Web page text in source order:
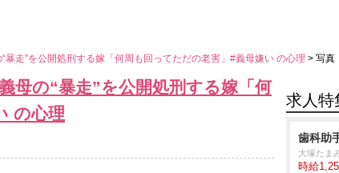
走”を公開処刑する嫁「何周も回ってただの老害」#義母嫌い の心理 > 写真
母の“暴走”を公開処刑する嫁「何
の心理
求人特
歯科助
大塚たま
時給